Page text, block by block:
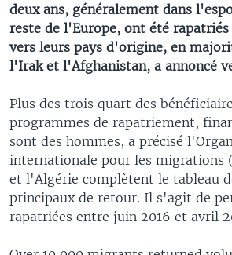
deux ans, généralement dans
reste de l'Europe, ont été
vers leurs pays d'origine, en
l'Irak et l'Afghanistan, a annoncé
Plus des trois quart des
programmes de rapatriement,
sont des hommes, a précisé
internationale pour les migrations
et l'Algérie complètent le tableau
principaux de retour. Il s'agit de
rapatriées entre juin 2016 et avril